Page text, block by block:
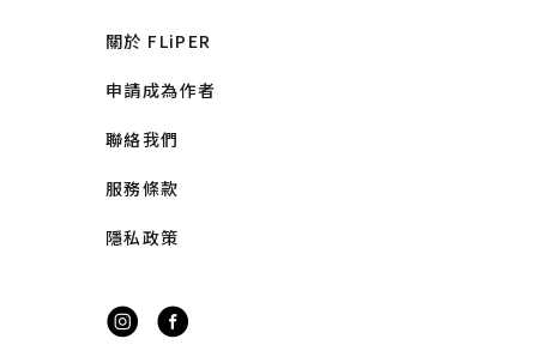
關於 FLiPER
申請成為作者
聯絡我們
服務條款
隱私政策